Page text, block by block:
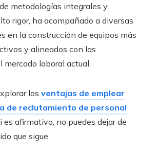
metodologías integrales y
rigor, ha acompañado a diversas
en la construcción de equipos más
y alineados con las
mercado laboral actual.
los ventajas de emplear
de reclutamiento de personal
es afirmativo, no puedes dejar de
que sigue.